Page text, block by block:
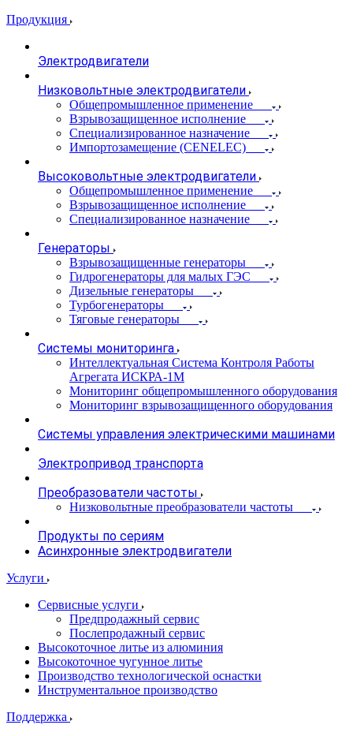
Продукция
Электродвигатели
Низковольтные электродвигатели
Общепромышленное применение
Взрывозащищенное исполнение
Специализированное назначение
Импортозамещение (CENELEC)
Высоковольтные электродвигатели
Общепромышленное применение
Взрывозащищенное исполнение
Специализированное назначение
Генераторы
Взрывозащищенные генераторы
Гидрогенераторы для малых ГЭС
Дизельные генераторы
Турбогенераторы
Тяговые генераторы
Системы мониторинга
Интеллектуальная Система Контроля Работы
Агрегата ИСКРА-1М
Мониторинг общепромышленного оборудования
Мониторинг взрывозащищенного оборудования
Системы управления электрическими машинами
Электропривод транспорта
Преобразователи частоты
Низковольтные преобразователи частоты
Продукты по сериям
Асинхронные электродвигатели
Услуги
Сервисные услуги
Предпродажный сервис
Послепродажный сервис
Высокоточное литье из алюминия
Высокоточное чугунное литье
Производство технологической оснастки
Инструментальное производство
Поддержка